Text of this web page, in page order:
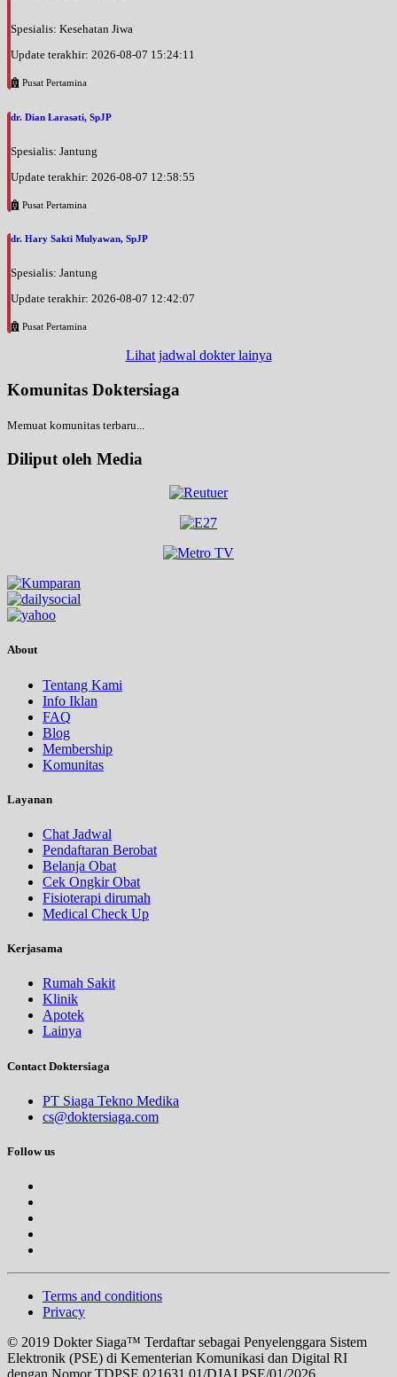
Spesialis: Kesehatan Jiwa
Update terakhir: 2026-08-07 15:24:11
Pusat Pertamina
dr. Dian Larasati, SpJP
Spesialis: Jantung
Update terakhir: 2026-08-07 12:58:55
Pusat Pertamina
dr. Hary Sakti Mulyawan, SpJP
Spesialis: Jantung
Update terakhir: 2026-08-07 12:42:07
Pusat Pertamina
Lihat jadwal dokter lainya
Komunitas Doktersiaga
Memuat komunitas terbaru...
Diliput oleh Media
About
Tentang Kami
Info Iklan
FAQ
Blog
Membership
Komunitas
Layanan
Chat Jadwal
Pendaftaran Berobat
Belanja Obat
Cek Ongkir Obat
Fisioterapi dirumah
Medical Check Up
Kerjasama
Rumah Sakit
Klinik
Apotek
Lainya
Contact Doktersiaga
PT Siaga Tekno Medika
cs@doktersiaga.com
Follow us
Terms and conditions
Privacy
© 2019 Dokter Siaga™ Terdaftar sebagai Penyelenggara Sistem
Elektronik (PSE) di Kementerian Komunikasi dan Digital RI
dengan Nomor TDPSE 021631.01/DJAI.PSE/01/2026